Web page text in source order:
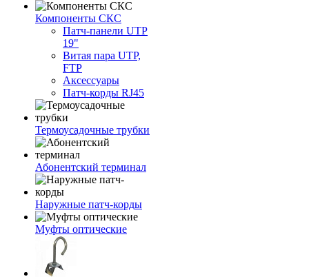
Компоненты СКС
Патч-панели UTP
19"
Витая пара UTP,
FTP
Аксессуары
Патч-корды RJ45
Термоусадочные трубки
Абонентский терминал
Наружные патч-корды
Муфты оптические